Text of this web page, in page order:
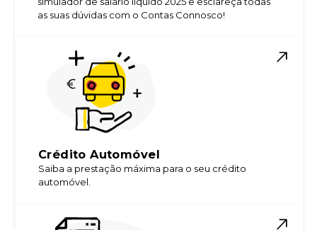
as suas dúvidas com o Contas Connosco!
Crédito Automóvel
Saiba a prestação máxima para o seu crédito
automóvel.